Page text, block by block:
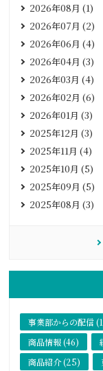
2026年08月 (1)
2026年07月 (2)
2026年06月 (4)
2026年04月 (3)
2026年03月 (4)
2026年02月 (6)
2026年01月 (3)
2025年12月 (3)
2025年11月 (4)
2025年10月 (5)
2025年09月 (5)
2025年08月 (3)
事業部からの配信
商品情報 (46)
商品紹介 (25)